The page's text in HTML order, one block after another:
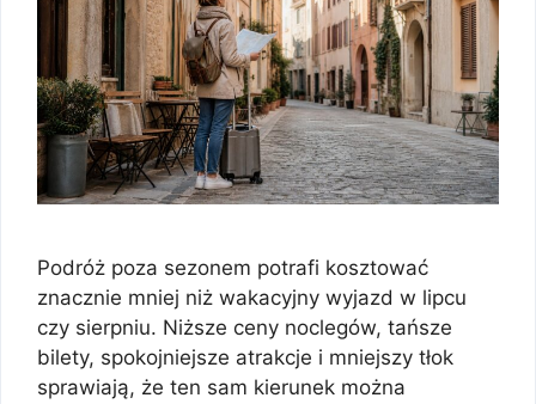
Podróż poza sezonem potrafi kosztować
znacznie mniej niż wakacyjny wyjazd w lipcu
czy sierpniu. Niższe ceny noclegów, tańsze
bilety, spokojniejsze atrakcje i mniejszy tłok
sprawiają, że ten sam kierunek można